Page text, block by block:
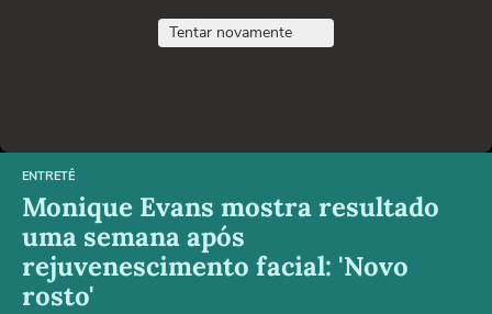
Tentar novamente
ENTRETÊ
Monique Evans mostra resultado
uma semana após
rejuvenescimento facial: 'Novo
rosto'